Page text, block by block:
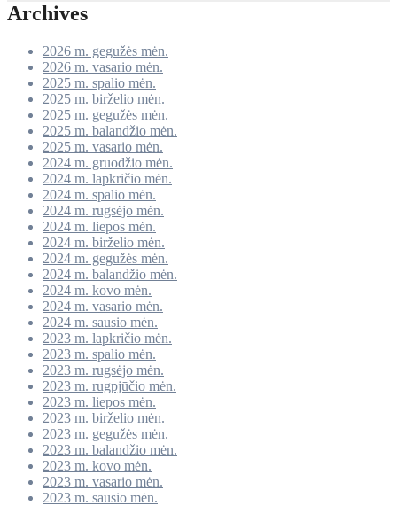
Archives
2026 m. gegužės mėn.
2026 m. vasario mėn.
2025 m. spalio mėn.
2025 m. birželio mėn.
2025 m. gegužės mėn.
2025 m. balandžio mėn.
2025 m. vasario mėn.
2024 m. gruodžio mėn.
2024 m. lapkričio mėn.
2024 m. spalio mėn.
2024 m. rugsėjo mėn.
2024 m. liepos mėn.
2024 m. birželio mėn.
2024 m. gegužės mėn.
2024 m. balandžio mėn.
2024 m. kovo mėn.
2024 m. vasario mėn.
2024 m. sausio mėn.
2023 m. lapkričio mėn.
2023 m. spalio mėn.
2023 m. rugsėjo mėn.
2023 m. rugpjūčio mėn.
2023 m. liepos mėn.
2023 m. birželio mėn.
2023 m. gegužės mėn.
2023 m. balandžio mėn.
2023 m. kovo mėn.
2023 m. vasario mėn.
2023 m. sausio mėn.